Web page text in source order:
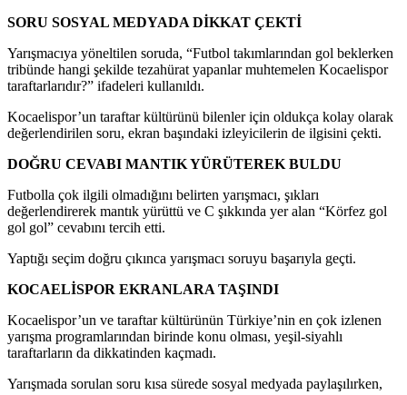
SORU SOSYAL MEDYADA DİKKAT ÇEKTİ
Yarışmacıya yöneltilen soruda, “Futbol takımlarından gol beklerken
tribünde hangi şekilde tezahürat yapanlar muhtemelen Kocaelispor
taraftarlarıdır?” ifadeleri kullanıldı.
Kocaelispor’un taraftar kültürünü bilenler için oldukça kolay olarak
değerlendirilen soru, ekran başındaki izleyicilerin de ilgisini çekti.
DOĞRU CEVABI MANTIK YÜRÜTEREK BULDU
Futbolla çok ilgili olmadığını belirten yarışmacı, şıkları
değerlendirerek mantık yürüttü ve C şıkkında yer alan “Körfez gol
gol gol” cevabını tercih etti.
Yaptığı seçim doğru çıkınca yarışmacı soruyu başarıyla geçti.
KOCAELİSPOR EKRANLARA TAŞINDI
Kocaelispor’un ve taraftar kültürünün Türkiye’nin en çok izlenen
yarışma programlarından birinde konu olması, yeşil-siyahlı
taraftarların da dikkatinden kaçmadı.
Yarışmada sorulan soru kısa sürede sosyal medyada paylaşılırken,